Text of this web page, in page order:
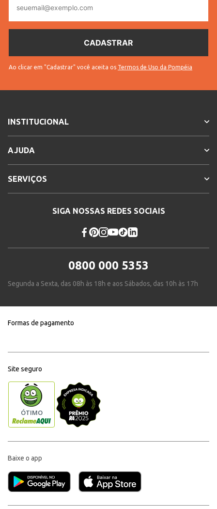
mail
Ao clicar em "Cadastrar" você aceita os Termos de Uso da Pompéia
INSTITUCIONAL
AJUDA
SERVIÇOS
SIGA NOSSAS REDES SOCIAIS
0800 000 5353
Segunda a Sexta, das 08h às 18h e aos Sábados, das 10h às 17h
Formas de pagamento
Site seguro
Baixe o app